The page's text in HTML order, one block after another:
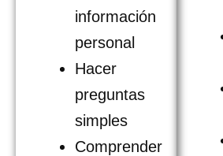
información
personal
Hacer
preguntas
simples
Comprender